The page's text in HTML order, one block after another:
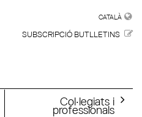
CATALÀ
SUBSCRIPCIÓ BUTLLETINS
Col·legiats i
professionals